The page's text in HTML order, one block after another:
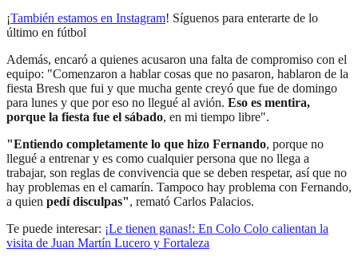
¡También estamos en Instagram! Síguenos para enterarte de lo
último en fútbol
Además, encaró a quienes acusaron una falta de compromiso con el
equipo: "Comenzaron a hablar cosas que no pasaron, hablaron de la
fiesta Bresh que fui y que mucha gente creyó que fue de domingo
para lunes y que por eso no llegué al avión. Eso es mentira,
porque la fiesta fue el sábado, en mi tiempo libre".
"Entiendo completamente lo que hizo Fernando, porque no
llegué a entrenar y es como cualquier persona que no llega a
trabajar, son reglas de convivencia que se deben respetar, así que no
hay problemas en el camarín. Tampoco hay problema con Fernando,
a quien pedí disculpas", remató Carlos Palacios.
Te puede interesar: ¡Le tienen ganas!: En Colo Colo calientan la
visita de Juan Martín Lucero y Fortaleza